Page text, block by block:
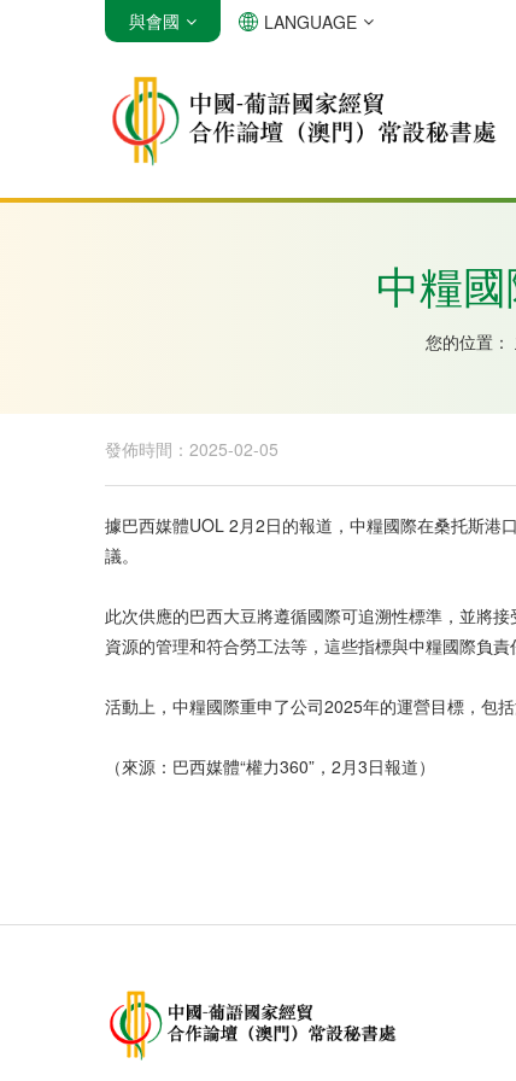
安哥拉 巴西 佛得角
與會國 LANGUAGE
中糧
您的位置：
發佈時間：2025-02-05
據巴西媒體UOL 2月2日的報道，中糧國際在桑托斯港
議。
此次供應的巴西大豆將遵循國際可追溯性標準，並將
資源的管理和符合勞工法等，這些指標與中糧國際負責
活動上，中糧國際重申了公司2025年的運營目標，包
（來源：巴西媒體“權力360”，2月3日報道）